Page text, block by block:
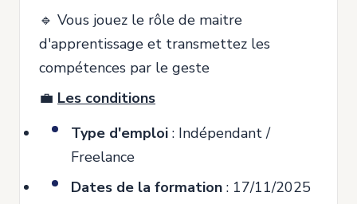
🔹 Vous jouez le rôle de maitre
d'apprentissage et transmettez les
compétences par le geste
💼 Les conditions
Type d'emploi : Indépendant /
Freelance
Dates de la formation : 17/11/2025